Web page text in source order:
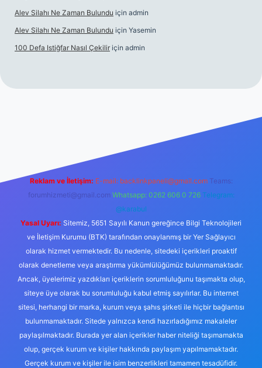
Alev Silahı Ne Zaman Bulundu için admin
Alev Silahı Ne Zaman Bulundu için Yasemin
100 Defa Istiğfar Nasıl Çekilir için admin
Reklam ve İletişim: E-mail: backlinkpaneli@gmail.com Teams:
forumhizmeti@gmail.com Whatsapp: 0262 606 0 726 Telegram:
@karabul
Yasal Uyarı: Sitemiz, 5651 Sayılı Kanun gereğince Bilgi Teknolojileri
ve İletişim Kurumu (BTK) tarafından onaylanmış bir Yer Sağlayıcı
olarak hizmet vermektedir. Bu nedenle, sitedeki içerikleri proaktif
olarak denetleme veya araştırma yükümlülüğümüz bulunmamaktadır.
Ancak, üyelerimiz yazdıkları içeriklerin sorumluluğunu taşımakta olup,
siteye üye olarak bu sorumluluğu kabul etmiş sayılırlar. Bu internet
sitesi, herhangi bir marka, kurum veya şahıs şirketi ile hiçbir bağlantısı
bulunmamaktadır. Sitede yalnızca kendi hazırladığımız makaleler
paylaşılmaktadır. Burada yer alan içerikler haber niteliği taşımamakta
olup, gerçek kurum ve kişiler hakkında paylaşım yapılmamaktadır.
Gerçek kurum ve kişiler ile isim benzerlikleri tamamen tesadüfidir.